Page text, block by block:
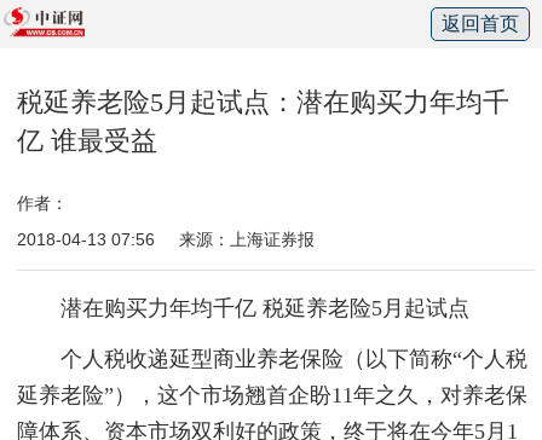
返回首页
税延养老险5月起试点：潜在购买力年均千
亿 谁最受益
作者：
2018-04-13 07:56
来源：上海证券报
潜在购买力年均千亿 税延养老险5月起试点
个人税收递延型商业养老保险（以下简称“个人税
延养老险”），这个市场翘首企盼11年之久，对养老保
障体系、资本市场双利好的政策，终于将在今年5月1